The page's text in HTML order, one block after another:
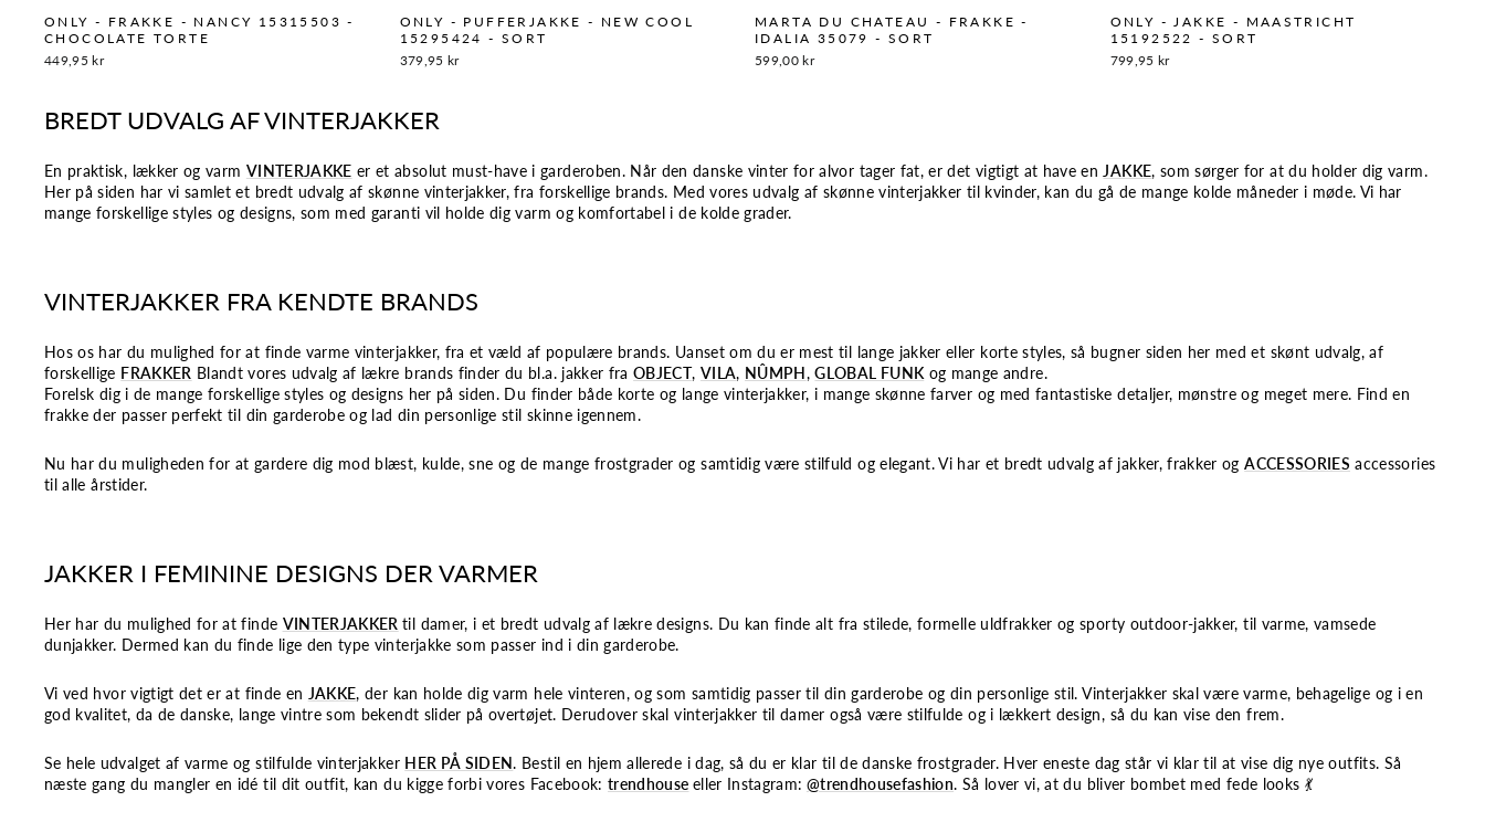
ONLY - FRAKKE - NANCY 15315503 -
CHOCOLATE TORTE
449,95 kr
ONLY - PUFFERJAKKE - NEW COOL
15295424 - SORT
379,95 kr
MARTA DU CHATEAU - FRAKKE -
IDALIA 35079 - SORT
599,00 kr
ONLY - JAKKE - MAASTRICHT
15192522 - SORT
799,95 kr
BREDT UDVALG AF VINTERJAKKER
En praktisk, lækker og varm VINTERJAKKE er et absolut must-have i garderoben. Når den danske vinter for alvor tager fat, er det vigtigt at have en JAKKE, som sørger for at du holder dig varm.
Her på siden har vi samlet et bredt udvalg af skønne vinterjakker, fra forskellige brands. Med vores udvalg af skønne vinterjakker til kvinder, kan du gå de mange kolde måneder i møde. Vi har
mange forskellige styles og designs, som med garanti vil holde dig varm og komfortabel i de kolde grader.
VINTERJAKKER FRA KENDTE BRANDS
Hos os har du mulighed for at finde varme vinterjakker, fra et væld af populære brands. Uanset om du er mest til lange jakker eller korte styles, så bugner siden her med et skønt udvalg, af
forskellige FRAKKER Blandt vores udvalg af lækre brands finder du bl.a. jakker fraOBJECT, VILA, NÛMPH,GLOBAL FUNK og mange andre.
Forelsk dig i de mange forskellige styles og designs her på siden. Du finder både korte og lange vinterjakker, i mange skønne farver og med fantastiske detaljer, mønstre og meget mere. Find en
frakke der passer perfekt til din garderobe og lad din personlige stil skinne igennem.
Nu har du muligheden for at gardere dig mod blæst, kulde, sne og de mange frostgrader og samtidig være stilfuld og elegant. Vi har et bredt udvalg af jakker, frakker ogACCESSORIES accessories
til alle årstider.
JAKKER I FEMININE DESIGNS DER VARMER
Her har du mulighed for at finde VINTERJAKKER til damer, i et bredt udvalg af lækre designs. Du kan finde alt fra stilede, formelle uldfrakker og sporty outdoor-jakker, til varme, vamsede
dunjakker. Dermed kan du finde lige den type vinterjakke som passer ind i din garderobe.
Vi ved hvor vigtigt det er at finde en JAKKE, der kan holde dig varm hele vinteren, og som samtidig passer til din garderobe og din personlige stil. Vinterjakker skal være varme, behagelige og i en
god kvalitet, da de danske, lange vintre som bekendt slider på overtøjet. Derudover skal vinterjakker til damer også være stilfulde og i lækkert design, så du kan vise den frem.
Se hele udvalget af varme og stilfulde vinterjakker HER PÅ SIDEN. Bestil en hjem allerede i dag, så du er klar til de danske frostgrader. Hver eneste dag står vi klar til at vise dig nye outfits. Så
næste gang du mangler en idé til dit outfit, kan du kigge forbi vores Facebook:trendhouse eller Instagram: @trendhousefashion. Så lover vi, at du bliver bombet med fede looks 💃